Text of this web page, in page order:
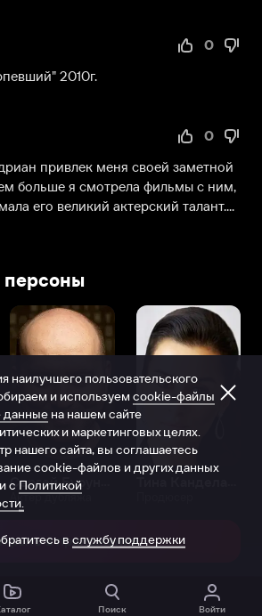
0
2010г.
0
привлек меня своей заметной
больше я смотрела фильмы с ним,
его великий актерский талант....
Актёр дубляжа
в приложении
Поиск Войти
наилучшего пользовательского
и используем cookie-файлы
данные на нашем сайте
и маркетинговых целях.
нашего сайта, вы соглашаетесь
cookie-файлов и других данных
с Политикой
в службу поддержки